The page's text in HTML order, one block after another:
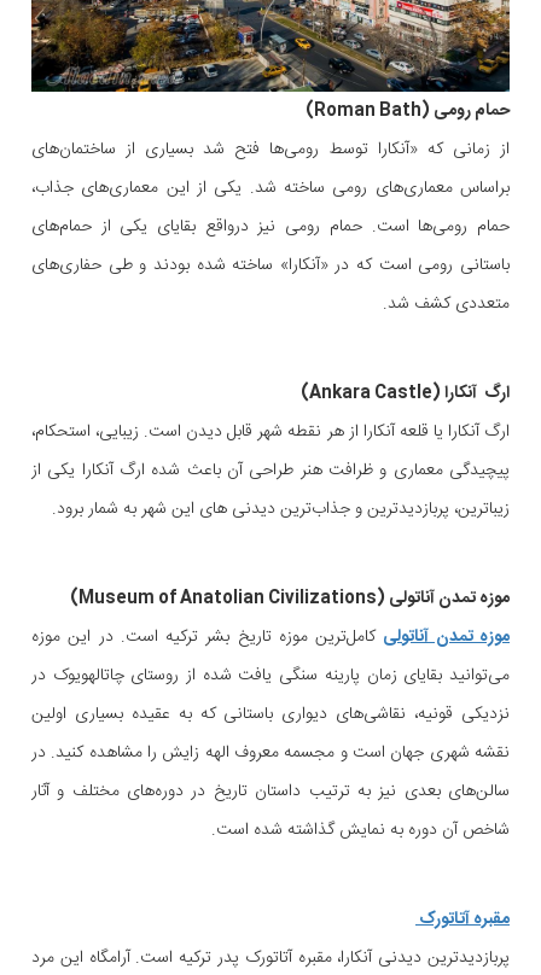
حمام رومی (Roman Bath)
از زمانی که «آنکارا توسط رومی‌ها فتح شد بسیاری از ساختمان‌های
براساس معماری‌های رومی ساخته شد. یکی از این معماری‌های جذاب،
حمام رومی‌ها است. حمام رومی نیز درواقع بقایای یکی از حمام‌های
باستانی رومی است که در «آنکارا» ساخته شده بودند و طی حفاری‌های
متعددی کشف شد.
ارگ آنکارا (Ankara Castle)
ارگ آنکارا یا قلعه آنکارا از هر نقطه شهر قابل دیدن است. زیبایی، استحکام،
پیچیدگی معماری و ظرافت هنر طراحی آن باعث شده ارگ آنکارا یکی از
زیباترین، پربازدیدترین و جذاب‌ترین دیدنی های این شهر به شمار برود.
موزه تمدن آناتولی (Museum of Anatolian Civilizations)
موزه تمدن آناتولی کامل‌ترین موزه تاریخ بشر ترکیه است. در این موزه
می‌توانید بقایای زمان پارینه سنگی یافت شده از روستای چاتالهویوک در
نزدیکی قونیه، نقاشی‌های دیواری باستانی که به عقیده بسیاری اولین
نقشه‌ شهری جهان است و مجسمه معروف الهه زایش را مشاهده کنید. در
سالن‌های بعدی نیز به ترتیب داستان تاریخ در دوره‌های مختلف و آثار
شاخص آن دوره به نمایش گذاشته شده است.
مقبره آتاتورک
پربازدیدترین دیدنی آنکارا، مقبره آتاتورک پدر ترکیه است. آرامگاه این مرد